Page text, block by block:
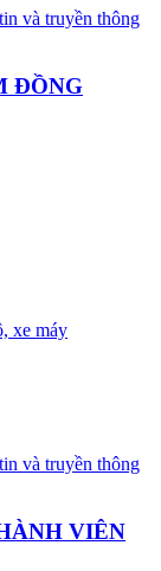
và truyền thông
ĐỒNG
xe máy
và truyền thông
VIÊN